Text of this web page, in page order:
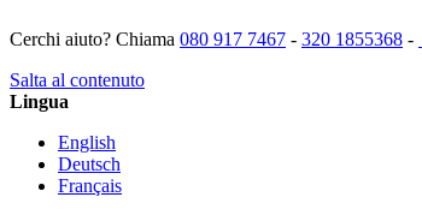
Cerchi aiuto? Chiama 080 917 7467 - 320 1855368 -
Salta al contenuto
Lingua
English
Deutsch
Français